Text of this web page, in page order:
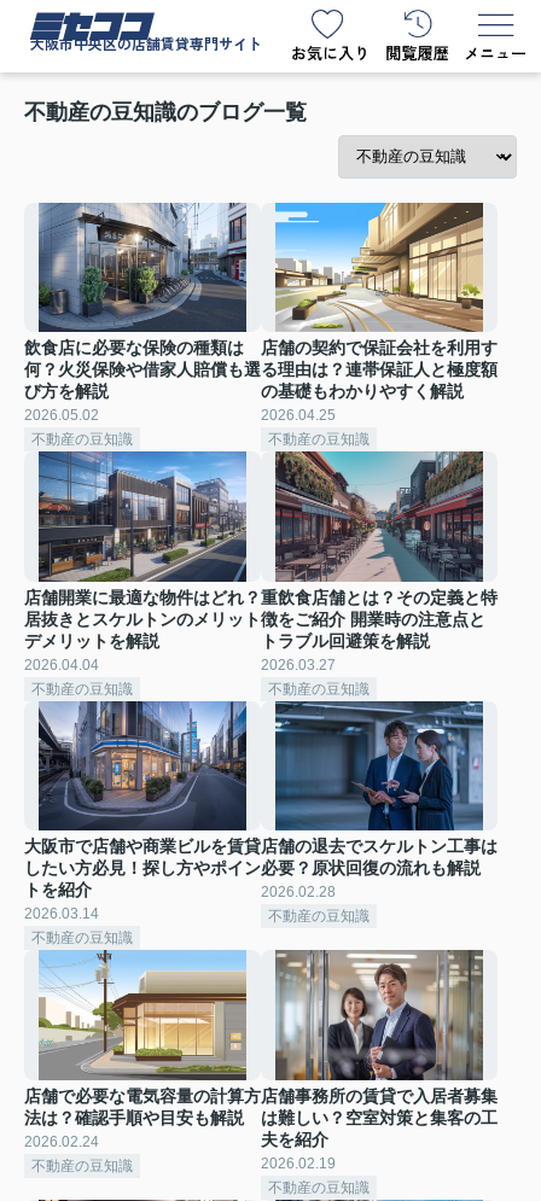
ミセココ
大阪市中央区の店舗賃貸専門サイト
不動産の豆知識のブログ一覧
飲食店に必要な保険の種類は
何？火災保険や借家人賠償も選
び方を解説
2026.05.02
不動産の豆知識
店舗の契約で保証会社を利用す
る理由は？連帯保証人と極度額
の基礎もわかりやすく解説
2026.04.25
不動産の豆知識
店舗開業に最適な物件はどれ？
居抜きとスケルトンのメリット
デメリットを解説
2026.04.04
不動産の豆知識
重飲食店舗とは？その定義と特
徴をご紹介 開業時の注意点と
トラブル回避策を解説
2026.03.27
不動産の豆知識
大阪市で店舗や商業ビルを賃貸
したい方必見！探し方やポイン
トを紹介
2026.03.14
不動産の豆知識
店舗の退去でスケルトン工事は
必要？原状回復の流れも解説
2026.02.28
不動産の豆知識
店舗で必要な電気容量の計算方
法は？確認手順や目安も解説
2026.02.24
不動産の豆知識
店舗事務所の賃貸で入居者募集
は難しい？空室対策と集客の工
夫を紹介
2026.02.19
不動産の豆知識